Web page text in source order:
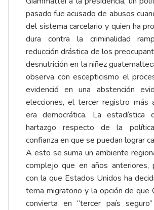
pasado fue acusado de abusos
del sistema carcelario y quien ha
dura contra la criminalidad
reducción drástica de los
desnutrición en la niñez
observa con escepticismo el
evidenció en una abstención
elecciones, el tercer registro más
era democrática. La estadística
hartazgo respecto de la
confianza en que se puedan lograr
A esto se suma un ambiente
complejo que en años anteriores,
con la que Estados Unidos ha
tema migratorio y la opción de que
convierta en “tercer país